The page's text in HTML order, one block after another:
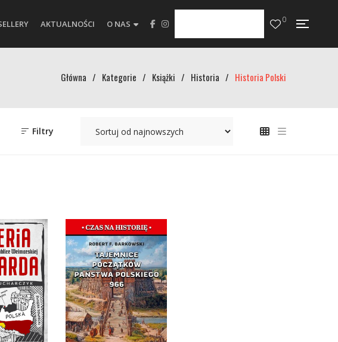
AKTUALNOŚCI O NAS 0
Główna / Kategorie / Książki / Historia / Historia Polski
Filtry